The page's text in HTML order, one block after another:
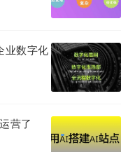
业数字化
营了